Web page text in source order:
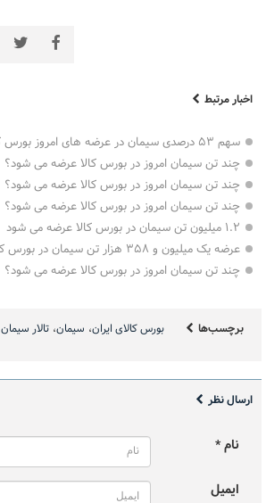
اخبار مرتبط
سهم ۵۳ درصدی سیمان در عرضه های امروز بورس کالا
چند تن سیمان امروز در بورس کالا عرضه می شود؟
چند تن سیمان امروز در بورس کالا عرضه می شود؟
چند تن سیمان امروز در بورس کالا عرضه می شود؟
۱.۲ میلیون تن سیمان در بورس کالا عرضه می شود
عرضه یک میلیون و ۳۵۸ هزار تن سیمان در بورس کالا نهایی شد
چند تن سیمان امروز در بورس کالا عرضه می شود؟
برچسب‌ها بورس کالای ایران سیمان تالار سیمان
ارسال نظر
نام *
ایمیل